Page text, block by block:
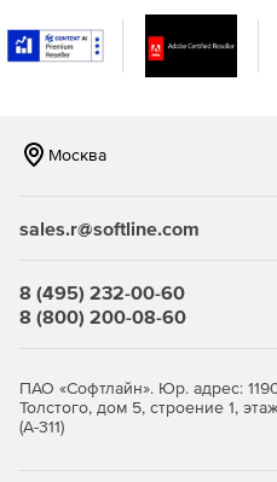
Редактор аннотаций
создания пояснительных
иллюстрациях и
программного продукта.
Специализированный
обеспечения.
Москва
sales.r@softline.com
8 (495) 232-00-60
8 (800) 200-08-60
ПАО «Софтлайн». Юр. адрес:
Толстого, дом 5, строение 1,
(А-311)